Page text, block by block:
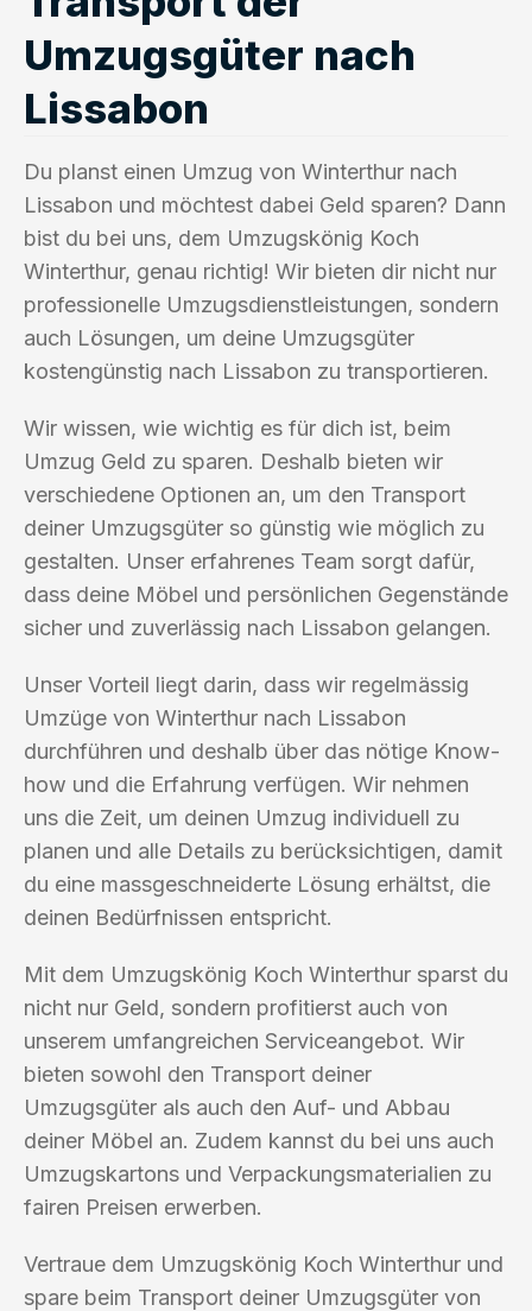
Umzugsgüter nach
Lissabon
Du planst einen Umzug von Winterthur nach
Lissabon und möchtest dabei Geld sparen? Dann
bist du bei uns, dem Umzugskönig Koch
Winterthur, genau richtig! Wir bieten dir nicht nur
professionelle Umzugsdienstleistungen, sondern
auch Lösungen, um deine Umzugsgüter
kostengünstig nach Lissabon zu transportieren.
Wir wissen, wie wichtig es für dich ist, beim
Umzug Geld zu sparen. Deshalb bieten wir
verschiedene Optionen an, um den Transport
deiner Umzugsgüter so günstig wie möglich zu
gestalten. Unser erfahrenes Team sorgt dafür,
dass deine Möbel und persönlichen Gegenstände
sicher und zuverlässig nach Lissabon gelangen.
Unser Vorteil liegt darin, dass wir regelmässig
Umzüge von Winterthur nach Lissabon
durchführen und deshalb über das nötige Know-
how und die Erfahrung verfügen. Wir nehmen
uns die Zeit, um deinen Umzug individuell zu
planen und alle Details zu berücksichtigen, damit
du eine massgeschneiderte Lösung erhältst, die
deinen Bedürfnissen entspricht.
Mit dem Umzugskönig Koch Winterthur sparst du
nicht nur Geld, sondern profitierst auch von
unserem umfangreichen Serviceangebot. Wir
bieten sowohl den Transport deiner
Umzugsgüter als auch den Auf- und Abbau
deiner Möbel an. Zudem kannst du bei uns auch
Umzugskartons und Verpackungsmaterialien zu
fairen Preisen erwerben.
Vertraue dem Umzugskönig Koch Winterthur und
spare beim Transport deiner Umzugsgüter von